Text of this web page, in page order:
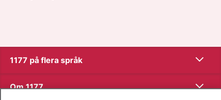
1177 på flera språk Visa
Om 1177 Visa